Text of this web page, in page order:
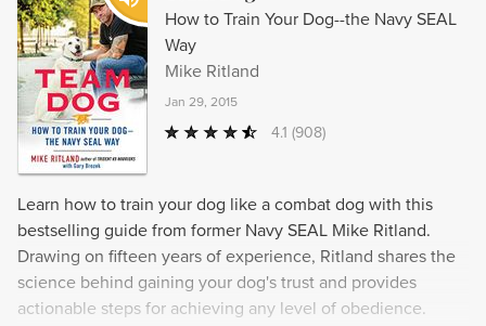
How to Train Your Dog--the Navy SEAL
Way
Mike Ritland
Jan 29, 2015
4.1 (908)
Learn how to train your dog like a combat dog with this
bestselling guide from former Navy SEAL Mike Ritland.
Drawing on fifteen years of experience, Ritland shares the
science behind gaining your dog's trust and provides
actionable steps for achieving any level of obedience.